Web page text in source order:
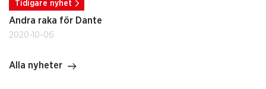
Tidigare nyhet
Andra raka för Dante
2020-10-06
Alla nyheter